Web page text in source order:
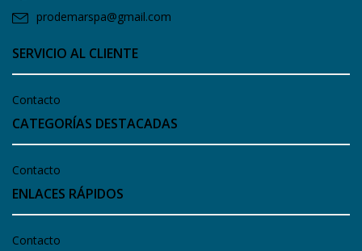
prodemarspa@gmail.com
SERVICIO AL CLIENTE
Contacto
CATEGORÍAS DESTACADAS
Contacto
ENLACES RÁPIDOS
Contacto